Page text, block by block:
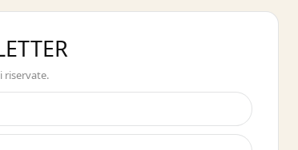
riservate.